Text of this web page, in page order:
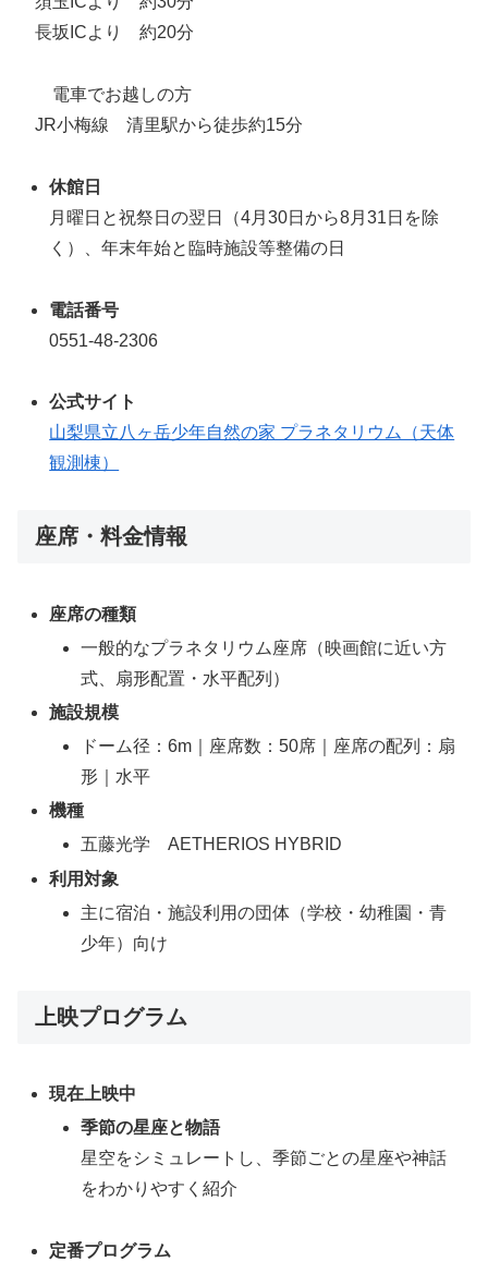
長坂ICより 約20分
電車でお越しの方
JR小梅線 清里駅から徒歩約15分
休館日
月曜日と祝祭日の翌日（4月30日から8月31日を除
く）、年末年始と臨時施設等整備の日
電話番号
0551-48-2306
公式サイト
山梨県立八ヶ岳少年自然の家 プラネタリウム（天体
観測棟）
座席・料金情報
座席の種類
一般的なプラネタリウム座席（映画館に近い方
式、扇形配置・水平配列）
施設規模
ドーム径：6m｜座席数：50席｜座席の配列：扇
形｜水平
機種
五藤光学 AETHERIOS HYBRID
利用対象
主に宿泊・施設利用の団体（学校・幼稚園・青
少年）向け
上映プログラム
現在上映中
季節の星座と物語
星空をシミュレートし、季節ごとの星座や神話
をわかりやすく紹介
定番プログラム